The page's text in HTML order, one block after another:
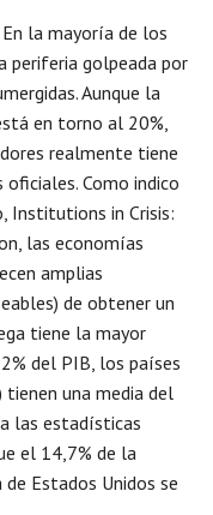
la mayoría de los
periferia golpeada por
Aunque la
en torno al 20%,
realmente tiene
Como indico
Institutions in Crisis:
las economías
amplias
de obtener un
tiene la mayor
del PIB, los países
tienen una media del
las estadísticas
el 14,7% de la
Estados Unidos se